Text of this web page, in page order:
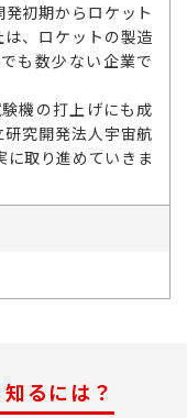
初期からロケット
、ロケットの製造
も数少ない企業で
機の打上げにも成
究開発法人宇宙航
に取り進めていきま
るには？